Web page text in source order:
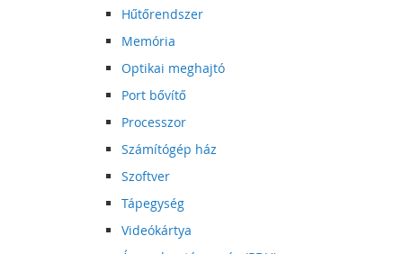
Hűtőrendszer
Memória
Optikai meghajtó
Port bővítő
Processzor
Számítógép ház
Szoftver
Tápegység
Videókártya